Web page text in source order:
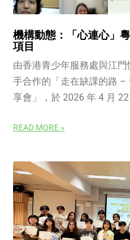
機構動態：「心連心」
項目
由香港青少年服務處與江
手合作的「走在缺課的路
享會」，於 2026 年 4 月 22
READ MORE »